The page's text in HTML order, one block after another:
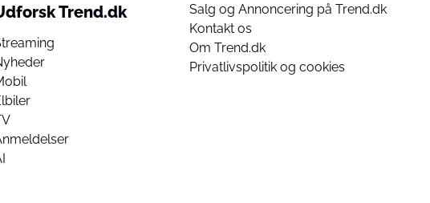
Trend.dk
Salg og Annoncering på Trend.dk
Kontakt os
Om Trend.dk
Privatlivspolitik og cookies